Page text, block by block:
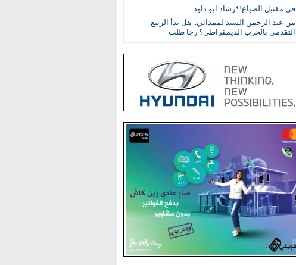
في مقتبل الضياع!*رشاد ابو داود
من عبد الرحمن السيد لممداني.. هل بدأ الربيع
التقدمي بالحزب الديمقراطي؟ رجا طلب